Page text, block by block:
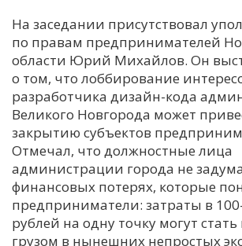
На заседании присутствовал
по правам предпринимателей
области Юрий Михайлов. Он
о том, что лоббирование
разработчика дизайн-кода
Великого Новгорода может
закрытию субъектов
Отмечал, что должностные лица
администрации города не
финансовых потерях, которые
предприниматели: затраты в
рублей на одну точку могут
грузом в нынешних непростых